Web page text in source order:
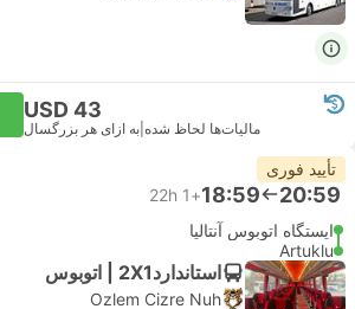
USD 43
مالیات‌ها لحاظ شده به ازای هر بزرگسال
تأیید فوری
20:59
18:59
+1
22h
ایستگاه اتوبوس آنتالیا
Artuklu
استاندارد2X1 | اتوبوس
Ozlem Cizre Nuh